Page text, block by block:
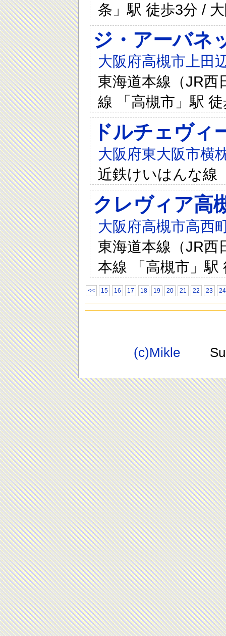
条」駅 徒歩3分 /
ジ・アーバネ
大阪府高槻市上田
東海道本線（JR西
線 「高槻市」駅
ドルチェヴィ
大阪府東大阪市横
近鉄けいはんな線
クレヴィア高
大阪府高槻市高西
東海道本線（JR西
本線 「高槻市」駅
<< 15 16 17 18 19 20 21 22 23 24
(c)Mikle